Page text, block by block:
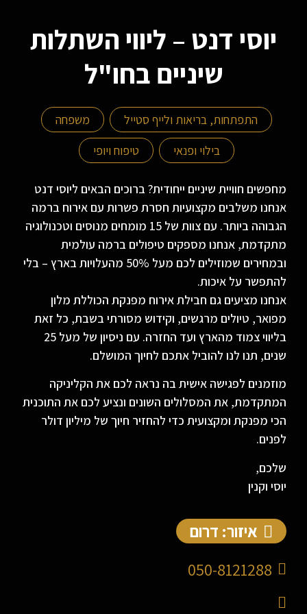
יוסי דנט – ליווי השתלות
שיניים בחו"ל
התפתחות, בריאות ולייף סטייל
משפחה
בילוי ופנאי
טיפוח ויופי
מחפשים חוויית שיניים ייחודית? ברוכים הבאים ליוסי דנט
אנחנו משלבים מקצועיות חסרת פשרות עם אירוח ברמה
הגבוהה ביותר. עם צוות של 15 מומחים מנוסים וטכנולוגיה
מתקדמת, אנחנו מספקים טיפולים ברמה עולמית
ובמחירים שמוזילים לכם מעל 50% מהעלויות בארץ – בלי
להתפשר על איכות.
אנחנו מציעים גם חבילת אירוח מפנקת הכוללת מלון
מפואר, טיולים מרגשים, וקידוש מסורתי בשבת, כל זאת
בליווי צמוד מהארץ ועד החזרה. עם ניסיון של מעל 25
שנים, תנו לנו להוביל אתכם לחיוך המושלם.
מוזמנים לפגישה אישית בה נראה לכם את הקליניקה
המתקדמת, את המסלולים השונים ונציע לכם את התוכנית
הכי מפנקת ומקצועית כדי להחזיר חיוך של מיליון דולר
לפנים.
שלכם,
יוסי וקנין
איזור: דרום
050-8121288